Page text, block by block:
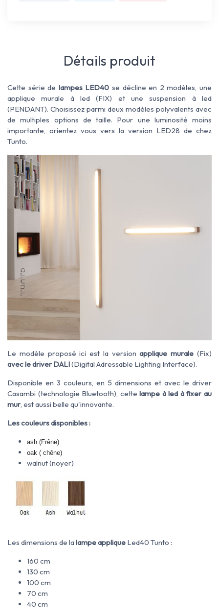
Détails produit
Cette série de lampes LED40 se décline en 2 modèles, une
applique murale à led (FIX) et une suspension à led
(PENDANT). Choisissez parmi deux modèles polyvalents avec
de multiples options de taille. Pour une luminosité moins
importante, orientez vous vers la version LED28 de chez
Tunto.
Le modèle proposé ici est la versionapplique murale (Fix)
avec le driver DALI(Digital Adressable Lighting Interface).
Disponible en 3 couleurs, en 5 dimensions et avec le driver
Casambi (technologie Bluetooth), cettelampe à led à fixer au
mur, est aussi belle qu'innovante.
Les couleurs disponibles :
ash (Frêne)
oak ( chêne)
walnut (noyer)
Les dimensions de lalampe applique Led40 Tunto :
160 cm
130 cm
100 cm
70 cm
40 cm